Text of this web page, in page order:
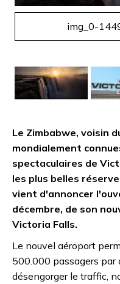
img_0-
Le Zimbabwe, voisin
mondialement
spectaculaires de
les plus belles
vient d'annoncer
décembre, de son
Victoria Falls.
Le nouvel aéroport
500.000 passagers
désengorger le traffic,